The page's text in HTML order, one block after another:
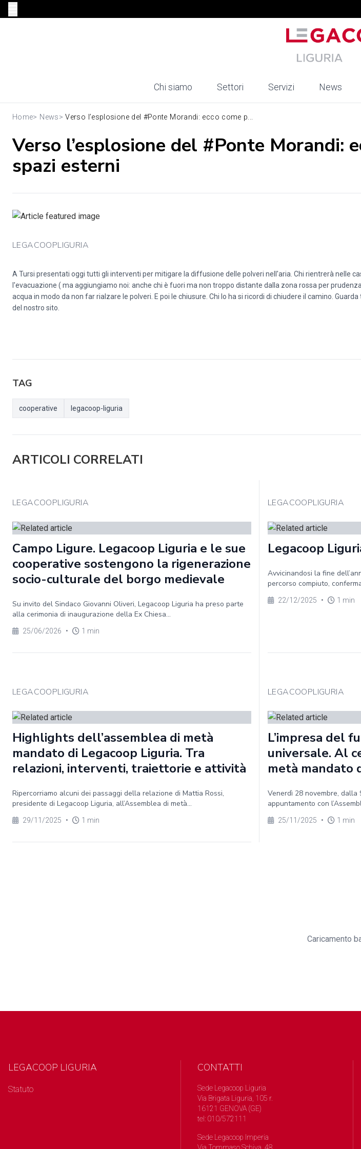
Chi siamo Settori Servizi News
Home> News> Verso l’esplosione del #Ponte Morandi: ecco come p...
Verso l’esplosione del #Ponte Morandi:
spazi esterni
LEGACOOPLIGURIA
A Tursi presentati oggi tutti gli interventi per mitigare la diffusione delle polveri nell'aria. Chi rientrerà nelle
l'evacuazione ( ma aggiungiamo noi: anche chi è fuori ma non troppo distante dalla zona rossa per
acqua in modo da non far rialzare le polveri. E poi le chiusure. Chi lo ha si ricordi di chiudere il camino.
del nostro sito.
TAG
cooperative legacoop-liguria
ARTICOLI CORRELATI
LEGACOOPLIGURIA
Campo Ligure. Legacoop Liguria e le sue
cooperative sostengono la rigenerazione
socio-culturale del borgo medievale
Su invito del Sindaco Giovanni Oliveri, Legacoop Liguria ha preso parte
alla cerimonia di inaugurazione della Ex Chiesa...
25/06/2026 • 1 min
LEGACOOPLIGURIA
Legacoop
Avvicinandosi la fine
percorso compiuto,
22/12/2025 • 1 min
LEGACOOPLIGURIA
Highlights dell’assemblea di metà
mandato di Legacoop Liguria. Tra
relazioni, interventi, traiettorie e attività
Ripercorriamo alcuni dei passaggi della relazione di Mattia Rossi,
presidente di Legacoop Liguria, all’Assemblea di metà...
29/11/2025 • 1 min
LEGACOOPLIGURIA
L’impresa del
universale. Al
metà mandato
Venerdì 28 novembre, dalla
appuntamento con
25/11/2025 • 1 min
Caricamento
LEGACOOP LIGURIA
Statuto
CONTATTI
Sede Legacoop Liguria
Via Brigata Liguria, 105 r.
16121 GENOVA (GE)
tel: 010/572111
Sede Legacoop Imperia